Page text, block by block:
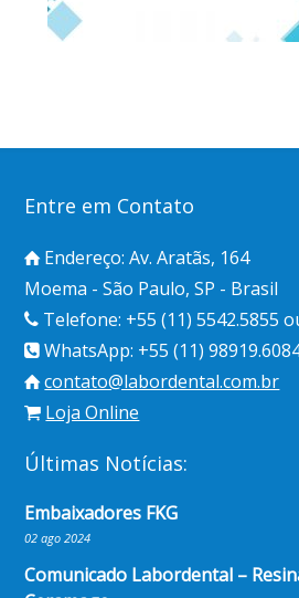
Entre em Contato
Endereço: Av. Aratãs, 164
Moema - São Paulo, SP - Brasil
Telefone: +55 (11) 5542.5855
WhatsApp: +55 (11)
contato@labordental.com.br
Loja Online
Últimas Notícias:
Embaixadores FKG
02 ago 2024
Comunicado Labordental –